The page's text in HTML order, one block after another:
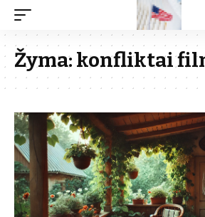
Žyma: konfliktai